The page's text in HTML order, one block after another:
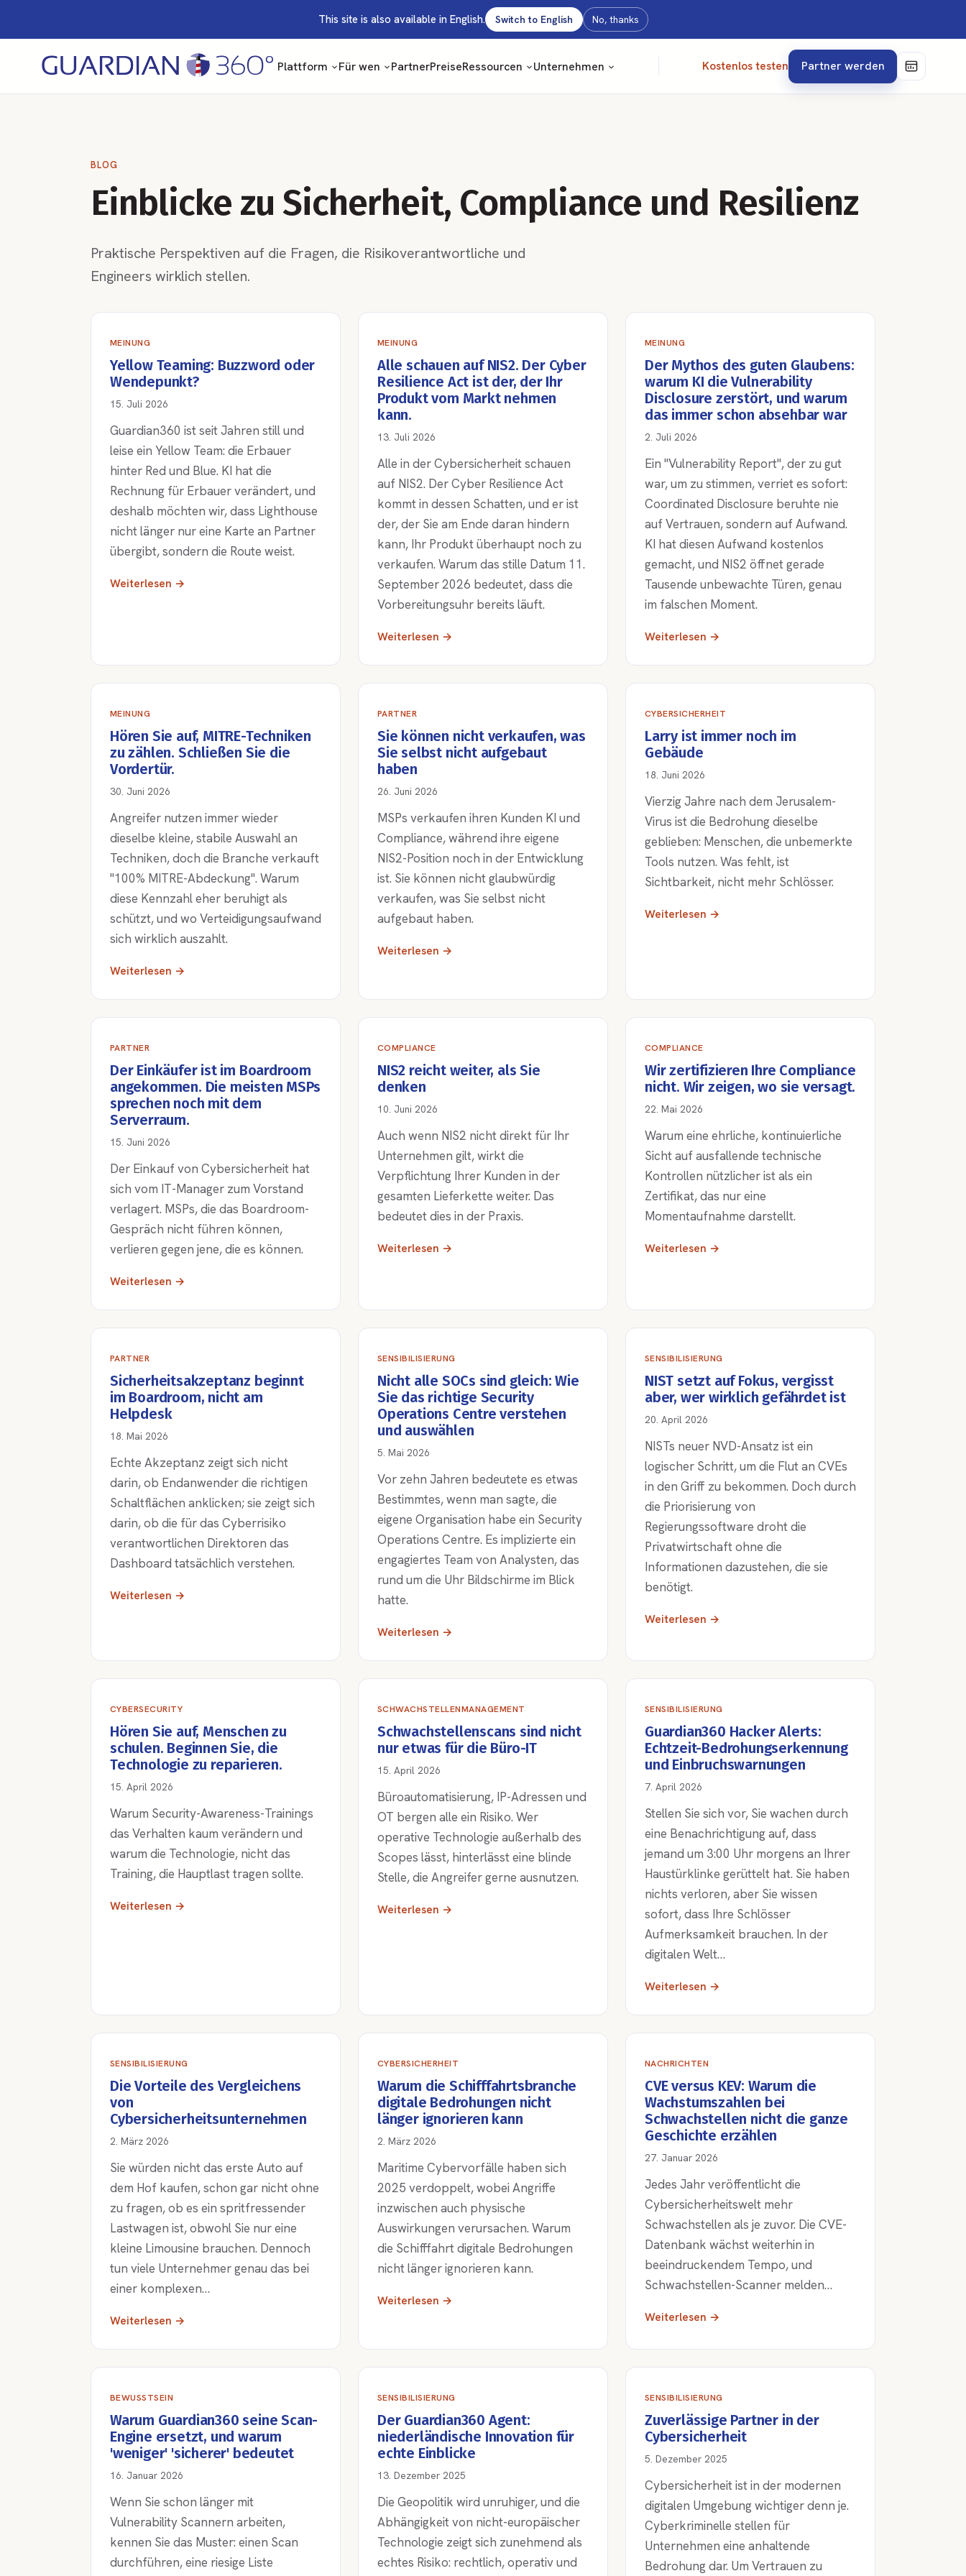
This site is also available in English. Switch to English No, thanks
Plattform Für wen PartnerPreiseRessourcen Unternehmen Kostenlos testen Partner werden
BLOG
Einblicke zu Sicherheit, Compliance und Resilienz
Praktische Perspektiven auf die Fragen, die Risikoverantwortliche und
Engineers wirklich stellen.
MEINUNG
Yellow Teaming: Buzzword oder
Wendepunkt?
15. Juli 2026
Guardian360 ist seit Jahren still und
leise ein Yellow Team: die Erbauer
hinter Red und Blue. KI hat die
Rechnung für Erbauer verändert, und
deshalb möchten wir, dass Lighthouse
nicht länger nur eine Karte an Partner
übergibt, sondern die Route weist.
Weiterlesen →
MEINUNG
Alle schauen auf NIS2. Der Cyber
Resilience Act ist der, der Ihr
Produkt vom Markt nehmen
kann.
13. Juli 2026
Alle in der Cybersicherheit schauen
auf NIS2. Der Cyber Resilience Act
kommt in dessen Schatten, und er ist
der, der Sie am Ende daran hindern
kann, Ihr Produkt überhaupt noch zu
verkaufen. Warum das stille Datum 11.
September 2026 bedeutet, dass die
Vorbereitungsuhr bereits läuft.
Weiterlesen →
MEINUNG
Der Mythos des guten Glaubens:
warum KI die Vulnerability
Disclosure zerstört, und warum
das immer schon absehbar war
2. Juli 2026
Ein "Vulnerability Report", der zu gut
war, um zu stimmen, verriet es sofort:
Coordinated Disclosure beruhte nie
auf Vertrauen, sondern auf Aufwand.
KI hat diesen Aufwand kostenlos
gemacht, und NIS2 öffnet gerade
Tausende unbewachte Türen, genau
im falschen Moment.
Weiterlesen →
MEINUNG
Hören Sie auf, MITRE-Techniken
zu zählen. Schließen Sie die
Vordertür.
30. Juni 2026
Angreifer nutzen immer wieder
dieselbe kleine, stabile Auswahl an
Techniken, doch die Branche verkauft
"100% MITRE-Abdeckung". Warum
diese Kennzahl eher beruhigt als
schützt, und wo Verteidigungsaufwand
sich wirklich auszahlt.
Weiterlesen →
PARTNER
Sie können nicht verkaufen, was
Sie selbst nicht aufgebaut
haben
26. Juni 2026
MSPs verkaufen ihren Kunden KI und
Compliance, während ihre eigene
NIS2-Position noch in der Entwicklung
ist. Sie können nicht glaubwürdig
verkaufen, was Sie selbst nicht
aufgebaut haben.
Weiterlesen →
CYBERSICHERHEIT
Larry ist immer noch im
Gebäude
18. Juni 2026
Vierzig Jahre nach dem Jerusalem-
Virus ist die Bedrohung dieselbe
geblieben: Menschen, die unbemerkte
Tools nutzen. Was fehlt, ist
Sichtbarkeit, nicht mehr Schlösser.
Weiterlesen →
PARTNER
Der Einkäufer ist im Boardroom
angekommen. Die meisten MSPs
sprechen noch mit dem
Serverraum.
15. Juni 2026
Der Einkauf von Cybersicherheit hat
sich vom IT-Manager zum Vorstand
verlagert. MSPs, die das Boardroom-
Gespräch nicht führen können,
verlieren gegen jene, die es können.
Weiterlesen →
COMPLIANCE
NIS2 reicht weiter, als Sie
denken
10. Juni 2026
Auch wenn NIS2 nicht direkt für Ihr
Unternehmen gilt, wirkt die
Verpflichtung Ihrer Kunden in der
gesamten Lieferkette weiter. Das
bedeutet dies in der Praxis.
Weiterlesen →
COMPLIANCE
Wir zertifizieren Ihre Compliance
nicht. Wir zeigen, wo sie versagt.
22. Mai 2026
Warum eine ehrliche, kontinuierliche
Sicht auf ausfallende technische
Kontrollen nützlicher ist als ein
Zertifikat, das nur eine
Momentaufnahme darstellt.
Weiterlesen →
PARTNER
Sicherheitsakzeptanz beginnt
im Boardroom, nicht am
Helpdesk
18. Mai 2026
Echte Akzeptanz zeigt sich nicht
darin, ob Endanwender die richtigen
Schaltflächen anklicken; sie zeigt sich
darin, ob die für das Cyberrisiko
verantwortlichen Direktoren das
Dashboard tatsächlich verstehen.
Weiterlesen →
SENSIBILISIERUNG
Nicht alle SOCs sind gleich: Wie
Sie das richtige Security
Operations Centre verstehen
und auswählen
5. Mai 2026
Vor zehn Jahren bedeutete es etwas
Bestimmtes, wenn man sagte, die
eigene Organisation habe ein Security
Operations Centre. Es implizierte ein
engagiertes Team von Analysten, das
rund um die Uhr Bildschirme im Blick
hatte.
Weiterlesen →
SENSIBILISIERUNG
NIST setzt auf Fokus, vergisst
aber, wer wirklich gefährdet ist
20. April 2026
NISTs neuer NVD-Ansatz ist ein
logischer Schritt, um die Flut an CVEs
in den Griff zu bekommen. Doch durch
die Priorisierung von
Regierungssoftware droht die
Privatwirtschaft ohne die
Informationen dazustehen, die sie
benötigt.
Weiterlesen →
CYBERSECURITY
Hören Sie auf, Menschen zu
schulen. Beginnen Sie, die
Technologie zu reparieren.
15. April 2026
Warum Security-Awareness-Trainings
das Verhalten kaum verändern und
warum die Technologie, nicht das
Training, die Hauptlast tragen sollte.
Weiterlesen →
SCHWACHSTELLENMANAGEMENT
Schwachstellenscans sind nicht
nur etwas für die Büro-IT
15. April 2026
Büroautomatisierung, IP-Adressen und
OT bergen alle ein Risiko. Wer
operative Technologie außerhalb des
Scopes lässt, hinterlässt eine blinde
Stelle, die Angreifer gerne ausnutzen.
Weiterlesen →
SENSIBILISIERUNG
Guardian360 Hacker Alerts:
Echtzeit-Bedrohungserkennung
und Einbruchswarnungen
7. April 2026
Stellen Sie sich vor, Sie wachen durch
eine Benachrichtigung auf, dass
jemand um 3:00 Uhr morgens an Ihrer
Haustürklinke gerüttelt hat. Sie haben
nichts verloren, aber Sie wissen
sofort, dass Ihre Schlösser
Aufmerksamkeit brauchen. In der
digitalen Welt…
Weiterlesen →
SENSIBILISIERUNG
Die Vorteile des Vergleichens
von
Cybersicherheitsunternehmen
2. März 2026
Sie würden nicht das erste Auto auf
dem Hof kaufen, schon gar nicht ohne
zu fragen, ob es ein spritfressender
Lastwagen ist, obwohl Sie nur eine
kleine Limousine brauchen. Dennoch
tun viele Unternehmer genau das bei
einer komplexen…
Weiterlesen →
CYBERSICHERHEIT
Warum die Schifffahrtsbranche
digitale Bedrohungen nicht
länger ignorieren kann
2. März 2026
Maritime Cybervorfälle haben sich
2025 verdoppelt, wobei Angriffe
inzwischen auch physische
Auswirkungen verursachen. Warum
die Schifffahrt digitale Bedrohungen
nicht länger ignorieren kann.
Weiterlesen →
NACHRICHTEN
CVE versus KEV: Warum die
Wachstumszahlen bei
Schwachstellen nicht die ganze
Geschichte erzählen
27. Januar 2026
Jedes Jahr veröffentlicht die
Cybersicherheitswelt mehr
Schwachstellen als je zuvor. Die CVE-
Datenbank wächst weiterhin in
beeindruckendem Tempo, und
Schwachstellen-Scanner melden…
Weiterlesen →
BEWUSSTSEIN
Warum Guardian360 seine Scan-
Engine ersetzt, und warum
'weniger' 'sicherer' bedeutet
16. Januar 2026
Wenn Sie schon länger mit
Vulnerability Scannern arbeiten,
kennen Sie das Muster: einen Scan
durchführen, eine riesige Liste
SENSIBILISIERUNG
Der Guardian360 Agent:
niederländische Innovation für
echte Einblicke
13. Dezember 2025
Die Geopolitik wird unruhiger, und die
Abhängigkeit von nicht-europäischer
Technologie zeigt sich zunehmend als
echtes Risiko: rechtlich, operativ und
SENSIBILISIERUNG
Zuverlässige Partner in der
Cybersicherheit
5. Dezember 2025
Cybersicherheit ist in der modernen
digitalen Umgebung wichtiger denn je.
Cyberkriminelle stellen für
Unternehmen eine anhaltende
Bedrohung dar. Um Vertrauen zu